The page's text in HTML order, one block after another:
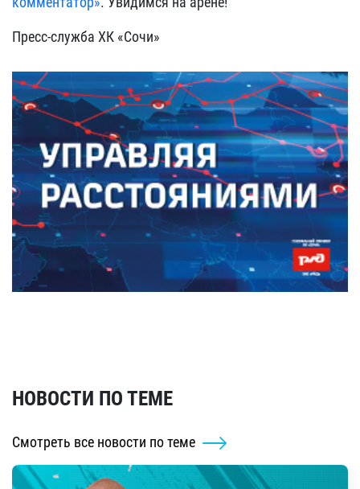
Пресс-служба ХК «Сочи»
НОВОСТИ ПО ТЕМЕ
Смотреть все новости по теме